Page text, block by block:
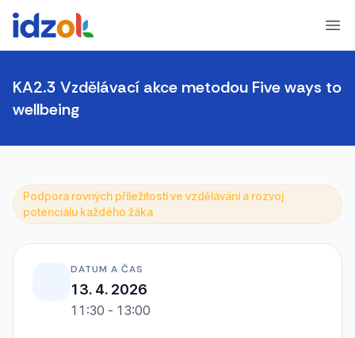
KA2.3 Vzdělávací akce metodou Five ways to
wellbeing
Podpora rovných příležitostí ve vzdělávání a rozvoj
potenciálu každého žáka
DATUM A ČAS
13. 4. 2026
11:30 - 13:00